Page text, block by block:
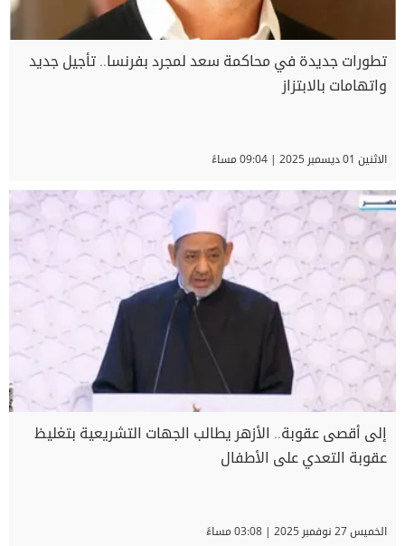
تطورات جديدة في محاكمة سعد لمجرد بفرنسا.. تأجيل جديد
واتهامات بالابتزاز
الاثنين 01 ديسمبر 2025 | 09:04 مساءً
إلى أقصى عقوبة.. الأزهر يطالب الجهات التشريعية بتغليظ
عقوبة التعدي على الأطفال
الخميس 27 نوفمبر 2025 | 03:08 مساءً